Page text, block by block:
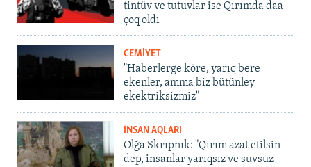
tintüv ve tutuvlar ise Qırımda daa
çoq oldı
CEMİYET
"Haberlerge köre, yarıq bere
ekenler, amma biz bütünley
ekektriksizmiz"
İNSAN AQLARI
Olğa Skrıpnık: "Qırım azat etilsin
dep, insanlar yarıqsız ve suvsuz